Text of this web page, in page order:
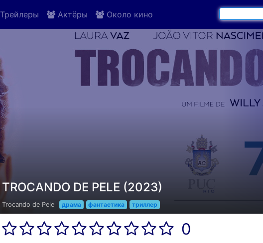
Трейлеры Актёры Около кино
TROCANDO DE PELE (2023)
Trocando de Pele драма фантастика триллер
0